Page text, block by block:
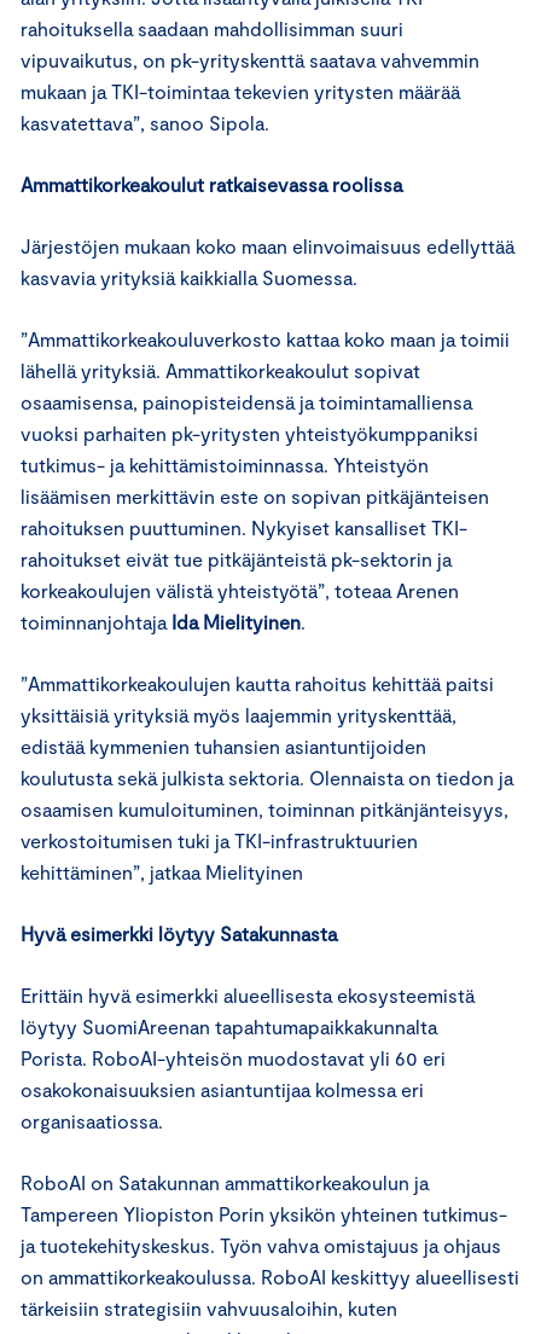
rahoituksella saadaan mahdollisimman suuri
vipuvaikutus, on pk-yrityskenttä saatava vahvemmin
mukaan ja TKI-toimintaa tekevien yritysten määrää
kasvatettava”, sanoo Sipola.
Ammattikorkeakoulut ratkaisevassa roolissa
Järjestöjen mukaan koko maan elinvoimaisuus edellyttää
kasvavia yrityksiä kaikkialla Suomessa.
”Ammattikorkeakouluverkosto kattaa koko maan ja toimii
lähellä yrityksiä. Ammattikorkeakoulut sopivat
osaamisensa, painopisteidensä ja toimintamalliensa
vuoksi parhaiten pk-yritysten yhteistyökumppaniksi
tutkimus- ja kehittämistoiminnassa. Yhteistyön
lisäämisen merkittävin este on sopivan pitkäjänteisen
rahoituksen puuttuminen. Nykyiset kansalliset TKI-
rahoitukset eivät tue pitkäjänteistä pk-sektorin ja
korkeakoulujen välistä yhteistyötä”, toteaa Arenen
toiminnanjohtaja Ida Mielityinen.
”Ammattikorkeakoulujen kautta rahoitus kehittää paitsi
yksittäisiä yrityksiä myös laajemmin yrityskenttää,
edistää kymmenien tuhansien asiantuntijoiden
koulutusta sekä julkista sektoria. Olennaista on tiedon ja
osaamisen kumuloituminen, toiminnan pitkänjänteisyys,
verkostoitumisen tuki ja TKI-infrastruktuurien
kehittäminen”, jatkaa Mielityinen
Hyvä esimerkki löytyy Satakunnasta
Erittäin hyvä esimerkki alueellisesta ekosysteemistä
löytyy SuomiAreenan tapahtumapaikkakunnalta
Porista. RoboAI-yhteisön muodostavat yli 60 eri
osakokonaisuuksien asiantuntijaa kolmessa eri
organisaatiossa.
RoboAI on Satakunnan ammattikorkeakoulun ja
Tampereen Yliopiston Porin yksikön yhteinen tutkimus-
ja tuotekehityskeskus. Työn vahva omistajuus ja ohjaus
on ammattikorkeakoulussa. RoboAI keskittyy alueellisesti
tärkeisiin strategisiin vahvuusaloihin, kuten